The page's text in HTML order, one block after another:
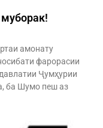
амонату
фарорасии
Ҷумҳурии
ба Шумо пеш аз